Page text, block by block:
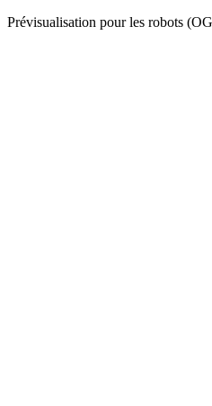
Prévisualisation pour les robots